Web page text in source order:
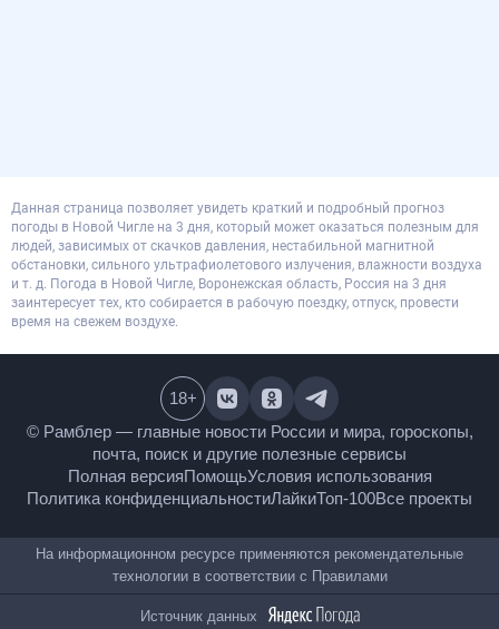
Данная страница позволяет увидеть краткий и подробный прогноз
погоды в Новой Чигле на 3 дня, который может оказаться полезным для
людей, зависимых от скачков давления, нестабильной магнитной
обстановки, сильного ультрафиолетового излучения, влажности воздуха
и т. д. Погода в Новой Чигле, Воронежская область, Россия на 3 дня
заинтересует тех, кто собирается в рабочую поездку, отпуск, провести
время на свежем воздухе.
© Рамблер — главные новости России и мира,
гороскопы, почта, поиск и другие полезные сервисы
Полная версияПомощьУсловия использования
Политика конфиденциальностиЛайкиТоп-100
18+
На информационном ресурсе применяются
рекомендательные технологии в соответствии сПравилами